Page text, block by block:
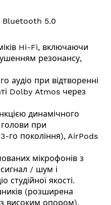
Bluetooth 5.0
Hi-Fi, включаючи
резонансу,
аудіо при відтворенні
Dolby Atmos через
динамічного
голови при
го покоління), AirPods
мікрофонів з
/ шум і
студійної якості.
(розширена
високим опором).